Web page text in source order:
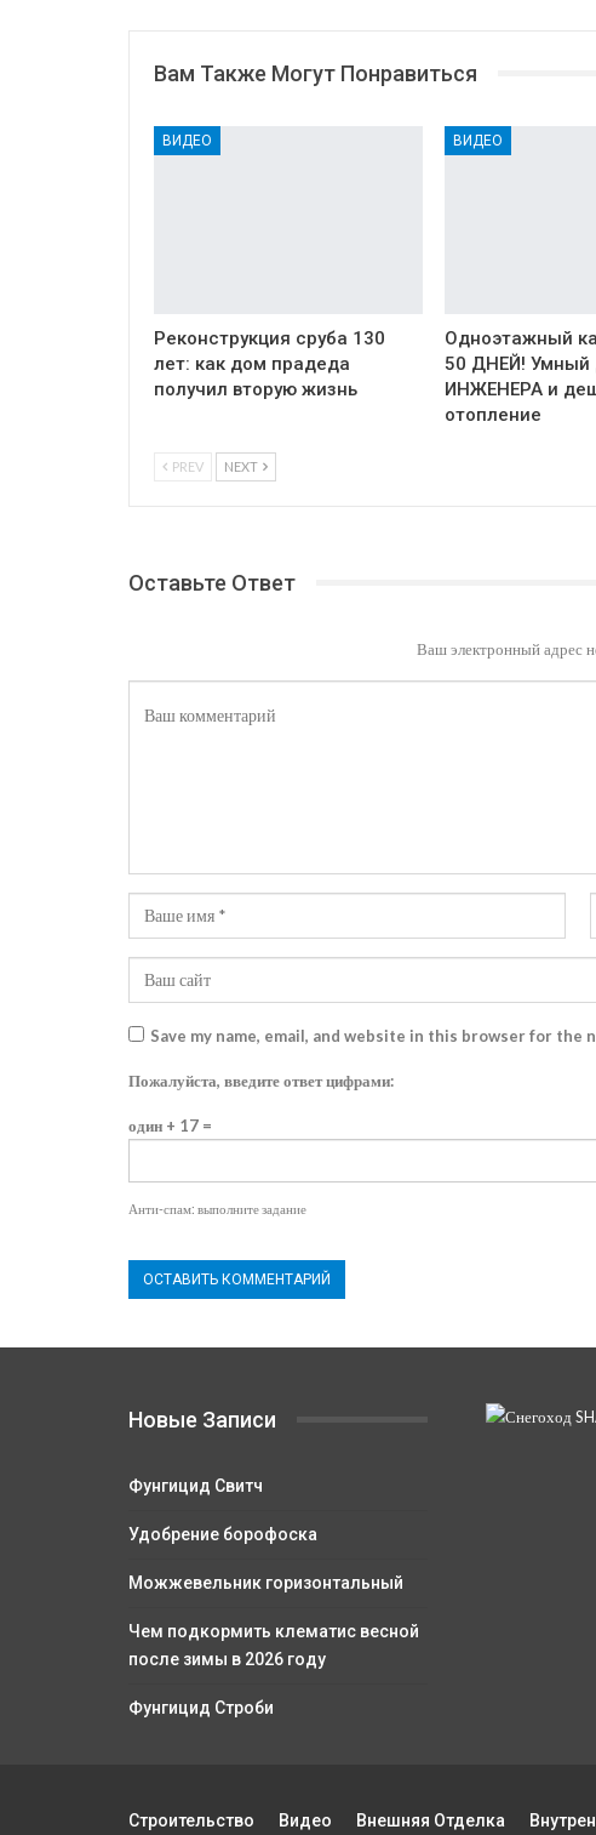
Вам Также Могут Понравиться
ВИДЕО
Реконструкция сруба 130
лет: как дом прадеда
получил вторую жизнь
ВИДЕО
Одноэтажный
50 ДНЕЙ! Умный
ИНЖЕНЕРА и
отопление
PREV NEXT
Оставьте Ответ
Ваш электронный адрес
Save my name, email, and website in this browser for the
Пожалуйста, введите ответ цифрами:
один + 17 =
Анти-спам: выполните задание
Новые Записи
Фунгицид Свитч
Удобрение борофоска
Можжевельник горизонтальный
Чем подкормить клематис весной
после зимы в 2026 году
Фунгицид Строби
Строительство Видео Внешняя Отделка